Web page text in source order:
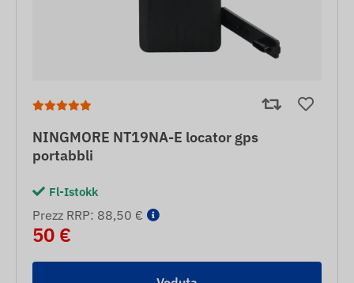
NINGMORE NT19NA-E locator gps
portabbli
Fl-Istokk
Prezz RRP: 88,50 €
50 €